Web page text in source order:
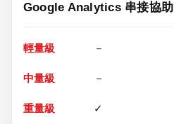
Google Analytics 串接協助
－
－
✓